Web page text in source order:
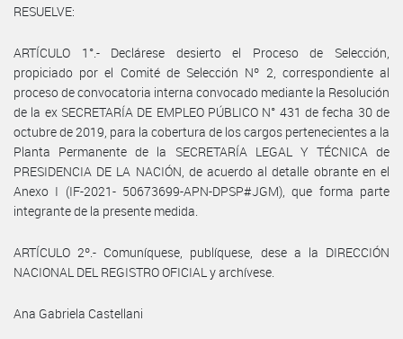
RESUELVE:
ARTÍCULO 1°.- Declárese desierto el Proceso de Selección,
propiciado por el Comité de Selección Nº 2, correspondiente al
proceso de convocatoria interna convocado mediante la Resolución
de la ex SECRETARÍA DE EMPLEO PÚBLICO N° 431 de fecha 30 de
octubre de 2019, para la cobertura de los cargos pertenecientes a la
Planta Permanente de la SECRETARÍA LEGAL Y TÉCNICA de
PRESIDENCIA DE LA NACIÓN, de acuerdo al detalle obrante en el
Anexo I (IF-2021- 50673699-APN-DPSP#JGM), que forma parte
integrante de la presente medida.
ARTÍCULO 2º.- Comuníquese, publíquese, dese a la DIRECCIÓN
NACIONAL DEL REGISTRO OFICIAL y archívese.
Ana Gabriela Castellani